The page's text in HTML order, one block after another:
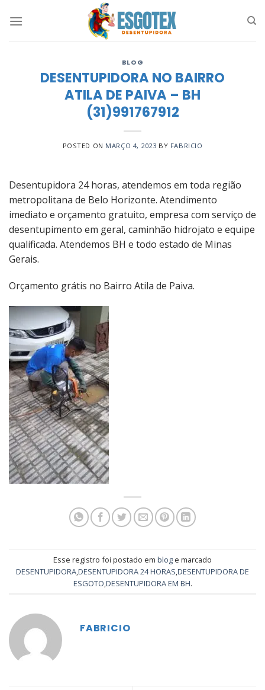
BLOG
DESENTUPIDORA NO BAIRRO
ATILA DE PAIVA – BH
(31)991767912
POSTED ON MARÇO 4, 2023 BY FABRICIO
Desentupidora 24 horas, atendemos em toda região
metropolitana de Belo Horizonte. Atendimento
imediato e orçamento gratuito, empresa com serviço de
desentupimento em geral, caminhão hidrojato e equipe
qualificada. Atendemos BH e todo estado de Minas
Gerais.
Orçamento grátis no Bairro Atila de Paiva.
Esse registro foi postado em blog e marcado
DESENTUPIDORADESENTUPIDORA 24 HORAS DESENTUPIDORA DE
ESGOTO DESENTUPIDORA EM BH.
FABRICIO